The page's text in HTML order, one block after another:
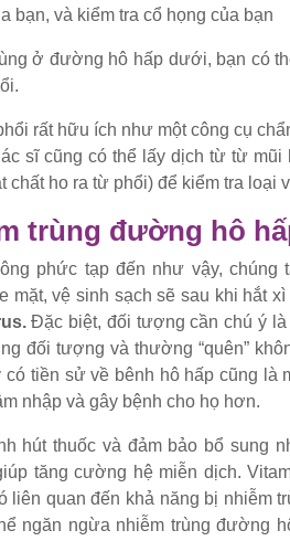
bạn, và kiểm tra cổ họng của bạn
ở đường hô hấp dưới, bạn có
rất hữu ích như một công cụ
sĩ cũng có thể lấy dịch từ từ mũi
chất ho ra từ phổi) để kiểm tra loại
trùng đường hô
phức tạp đến như vậy,
mặt, vệ sinh sạch sẽ sau khi hắt
Đặc biệt, đối tượng cần chú ý là
đối tượng và thường “quên”
tiền sử về bênh hô hấp cũng là
nhập và gây bệnh cho họ hơn.
hút thuốc và đảm bảo bổ sung
tăng cường hệ miễn dịch.
liên quan đến khả năng bị nhiễm
ngăn ngừa nhiễm trùng đường